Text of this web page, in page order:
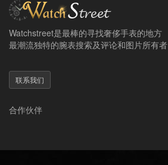
Watchstreet是最棒的寻找奢侈手表的地方
最潮流独特的腕表搜索及评论和图片所有者
联系我们
合作伙伴